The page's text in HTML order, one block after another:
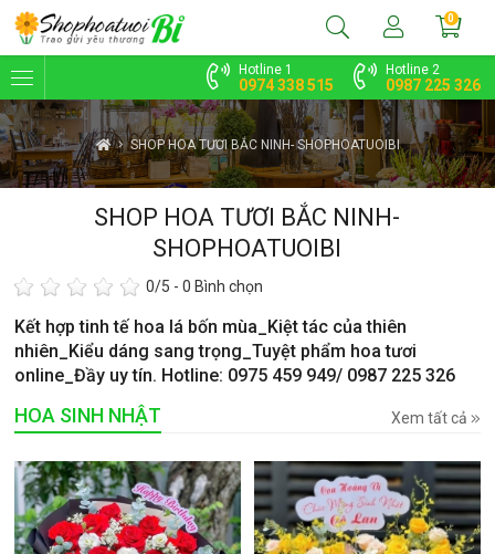
Hotline 1
0974 338 515
Hotline 2
0987 225 326
0
SHOP HOA TƯƠI BẮC NINH- SHOPHOATUOIBI
SHOP HOA TƯƠI BẮC NINH-
SHOPHOATUOIBI
0/5 -0 Bình chọn
Kết hợp tinh tế hoa lá bốn mùa_Kiệt tác của thiên
nhiên_Kiểu dáng sang trọng_Tuyệt phẩm hoa tươi
online_Đầy uy tín. Hotline: 0975 459 949/ 0987 225 326
HOA SINH NHẬT Xem tất cả